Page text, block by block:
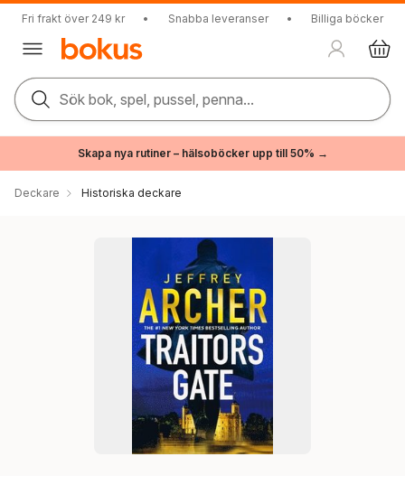
Fri frakt över 249 kr • Snabba leveranser • Billiga böcker
Sök bok, spel, pussel, penna...
Skapa nya rutiner – hälsoböcker upp till 50% →
Deckare Historiska deckare